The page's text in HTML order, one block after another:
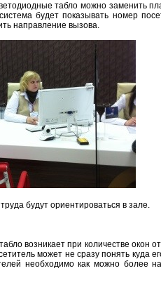
табло можно заменить
будет показывать номер
направление вызова.
будут ориентироваться в зале.
возникает при количестве окон
может не сразу понять куда
необходимо как можно более